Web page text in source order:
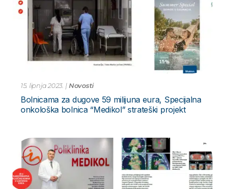
15. lipnja 2023. | Novosti
Bolnicama za dugove 59 milijuna eura, Specijalna
onkološka bolnica “Medikol” strateški projekt